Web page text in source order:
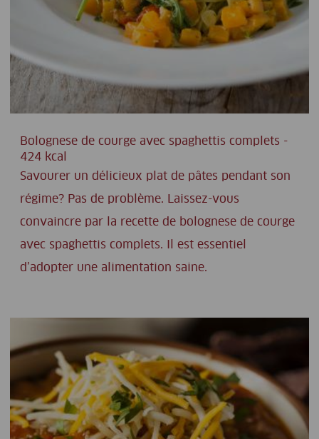
Bolognese de courge avec spaghettis complets -
424 kcal
Savourer un délicieux plat de pâtes pendant son
régime? Pas de problème. Laissez-vous
convaincre par la recette de bolognese de courge
avec spaghettis complets. Il est essentiel
d’adopter une alimentation saine.